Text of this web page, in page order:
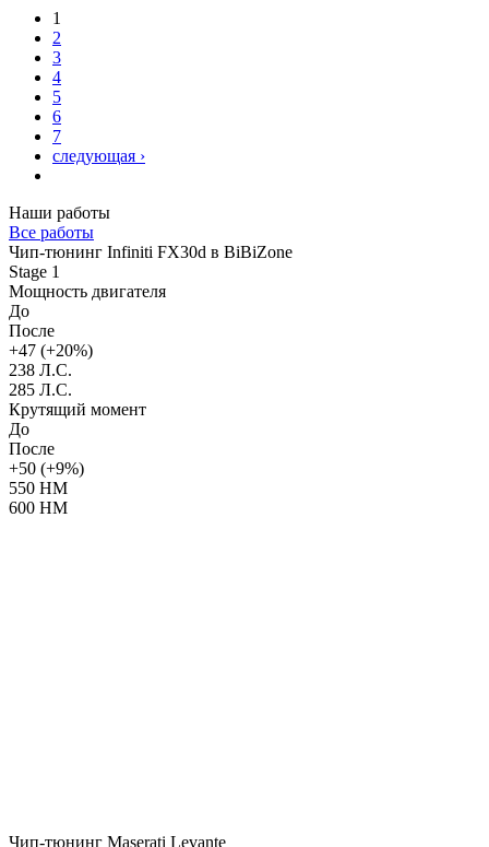
1
2
3
4
5
6
7
следующая ›
Наши работы
Все работы
Чип-тюнинг Infiniti FX30d в BiBiZone
Stage 1
Мощность двигателя
До
После
+47 (+20%)
238 Л.С.
285 Л.С.
Крутящий момент
До
После
+50 (+9%)
550 НМ
600 НМ
Чип-тюнинг Maserati Levante